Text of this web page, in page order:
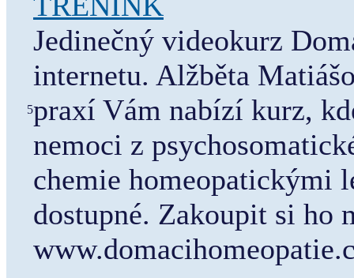
5
Jedinečný videokurz
internetu. Alžběta
praxí Vám nabízí kurz,
nemoci z
chemie homeopatickými
dostupné. Zakoupit si ho